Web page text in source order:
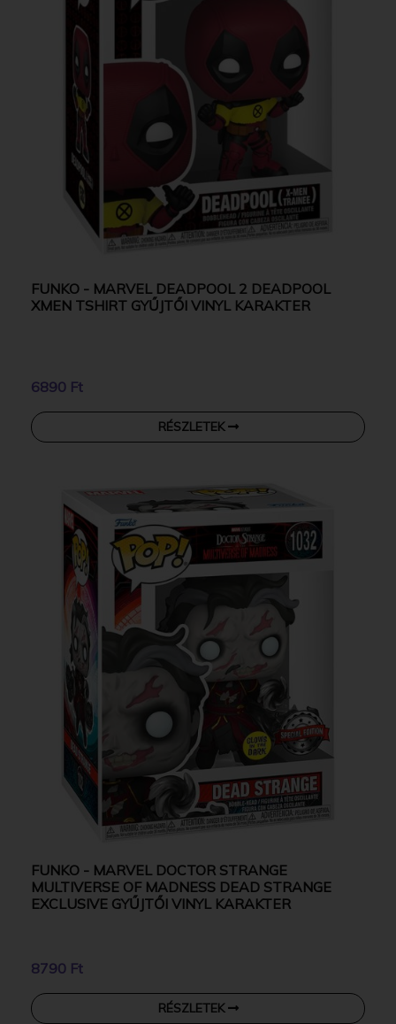
FUNKO - MARVEL DEADPOOL 2 DEADPOOL
XMEN TSHIRT GYŰJTŐI VINYL KARAKTER
6890 Ft
RÉSZLETEK
FUNKO - MARVEL DOCTOR STRANGE
MULTIVERSE OF MADNESS DEAD STRANGE
EXCLUSIVE GYŰJTŐI VINYL KARAKTER
8790 Ft
RÉSZLETEK